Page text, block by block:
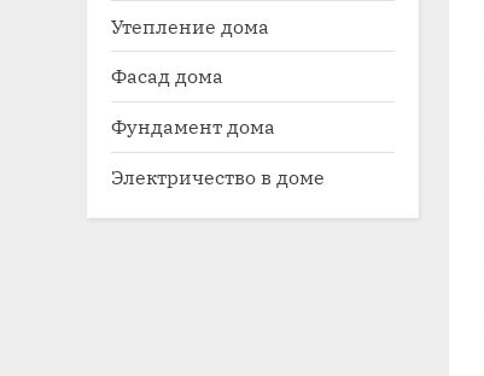
Утепление дома
Фасад дома
Фундамент дома
Электричество в доме